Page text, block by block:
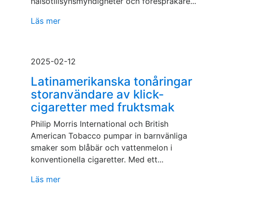
Läs mer
2025-02-12
Latinamerikanska tonåringar
storanvändare av klick-
cigaretter med fruktsmak
Philip Morris International och British
American Tobacco pumpar in barnvänliga
smaker som blåbär och vattenmelon i
konventionella cigaretter. Med ett...
Läs mer